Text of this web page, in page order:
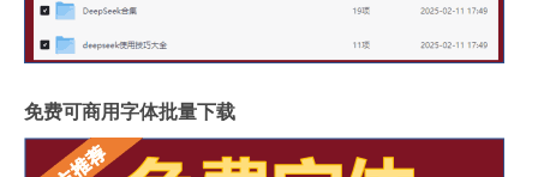
免费可商用字体批量下载